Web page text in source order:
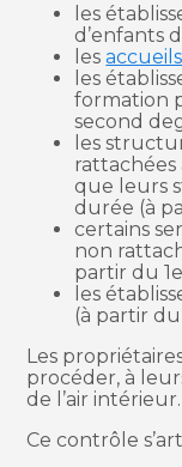
les
d’enfants
les
les
formation
second
les
rattachées
que leurs
durée (à
certains
non
partir du
les
(à partir du
Les
procéder, à
de l’air intérieur.
Ce contrôle